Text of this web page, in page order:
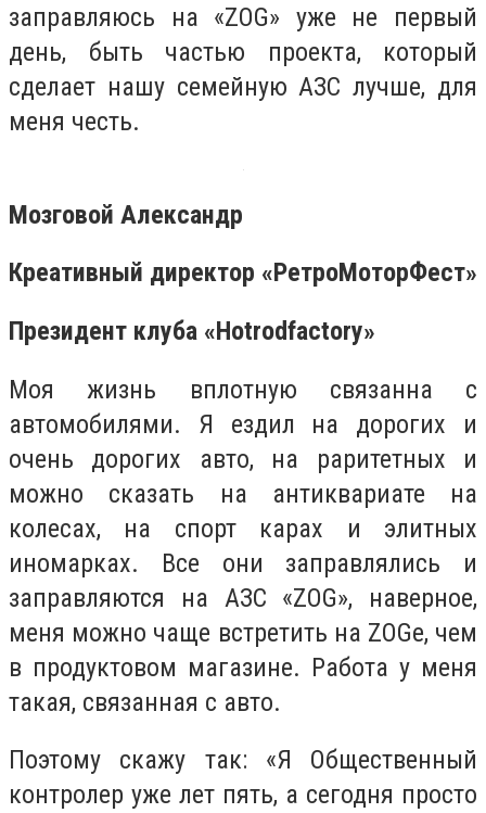
заправляюсь на «ZOG» уже не первый
день, быть частью проекта, который
сделает нашу семейную АЗС лучше, для
меня честь.
Мозговой Александр
Креативный директор «РетроМоторФест»
Президент клуба «Hotrоdfactory»
Моя жизнь вплотную связанна с
автомобилями. Я ездил на дорогих и
очень дорогих авто, на раритетных и
можно сказать на антиквариате на
колесах, на спорт карах и элитных
иномарках. Все они заправлялись и
заправляются на АЗС «ZOG», наверное,
меня можно чаще встретить на ZOGе, чем
в продуктовом магазине. Работа у меня
такая, связанная с авто.
Поэтому скажу так: «Я Общественный
контролер уже лет пять, а сегодня просто